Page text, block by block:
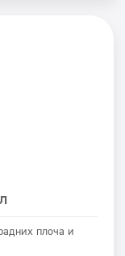
плоча и